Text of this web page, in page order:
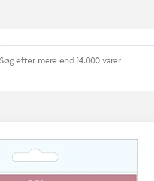
mere end 14.000 varer